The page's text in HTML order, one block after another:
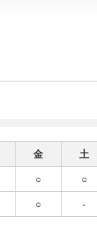
金 土
○ ○
○ -